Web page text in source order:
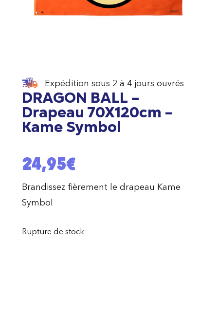
Expédition sous 2 à 4 jours ouvrés
DRAGON BALL –
Drapeau 70X120cm –
Kame Symbol
24,95€
Brandissez fièrement le drapeau Kame
Symbol
Rupture de stock